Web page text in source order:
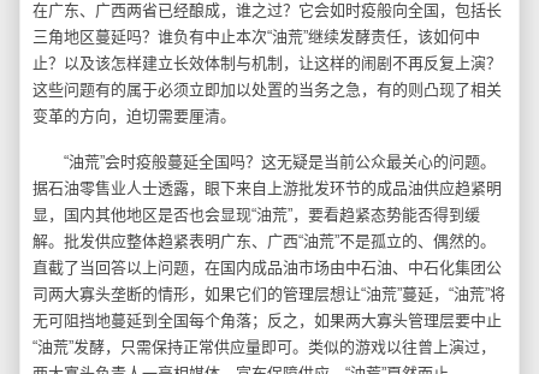
在广东、广西两省已经酿成，谁之过？它会如时疫般向全国，包括长
三角地区蔓延吗？谁负有中止本次“油荒”继续发酵责任，该如何中
止？以及该怎样建立长效体制与机制，让这样的闹剧不再反复上演？
这些问题有的属于必须立即加以处置的当务之急，有的则凸现了相关
变革的方向，迫切需要厘清。
“油荒”会时疫般蔓延全国吗？这无疑是当前公众最关心的问题。
据石油零售业人士透露，眼下来自上游批发环节的成品油供应趋紧明
显，国内其他地区是否也会显现“油荒”，要看趋紧态势能否得到缓
解。批发供应整体趋紧表明广东、广西“油荒”不是孤立的、偶然的。
直截了当回答以上问题，在国内成品油市场由中石油、中石化集团公
司两大寡头垄断的情形，如果它们的管理层想让“油荒”蔓延，“油荒”将
无可阻挡地蔓延到全国每个角落；反之，如果两大寡头管理层要中止
“油荒”发酵，只需保持正常供应量即可。类似的游戏以往曾上演过，